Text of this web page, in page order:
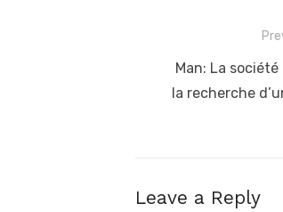
navigation
Previous
post:
Man: La
la recherche
Leave a Reply